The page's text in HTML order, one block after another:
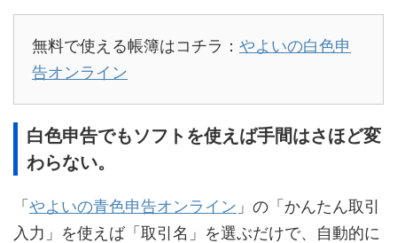
無料で使える帳簿はコチラ： やよいの白色申
告オンライン
白色申告でもソフトを使えば手間はさほど変
わらない。
「 やよいの青色申告オンライン 」の「かんたん取引
入力」を使えば「取引名」を選ぶだけで、自動的に